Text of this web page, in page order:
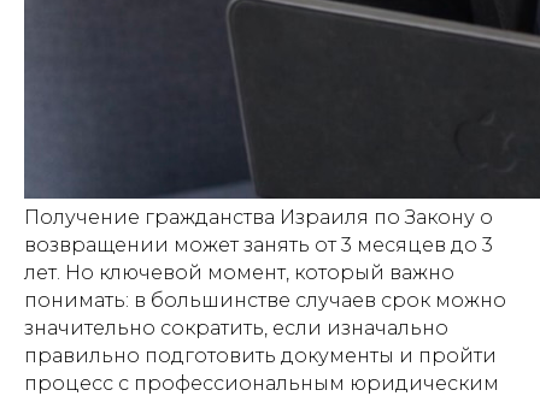
Получение гражданства Израиля по Закону о
возвращении может занять от 3 месяцев до 3
лет. Но ключевой момент, который важно
понимать: в большинстве случаев срок можно
значительно сократить, если изначально
правильно подготовить документы и пройти
процесс с профессиональным юридическим